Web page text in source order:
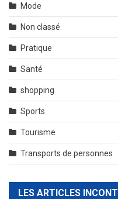
Mode
Non classé
Pratique
Santé
shopping
Sports
Tourisme
Transports de personnes
LES ARTICLES